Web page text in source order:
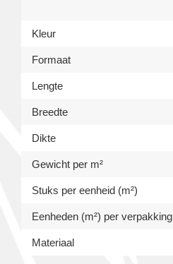
Kleur
Formaat
Lengte
Breedte
Dikte
Gewicht per m²
Stuks per eenheid (m²)
Eenheden (m²) per verpakking
Materiaal